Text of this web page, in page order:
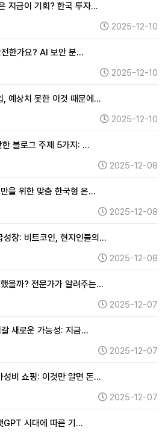
지금이 기회? 한국 투자…
2025-12-10
한가요? AI 보안 분…
2025-12-10
, 예상치 못한 이것 때문에…
2025-12-10
블로그 주제 5가지: …
2025-12-08
을 위한 맞춤 한국형 은…
2025-12-08
성장: 비트코인, 현지인들의…
2025-12-08
을까? 전문가가 알려주는…
2025-12-07
새로운 가능성: 지금…
2025-12-07
성비 쇼핑: 이것만 알면 돈…
2025-12-07
GPT 시대에 따른 기…